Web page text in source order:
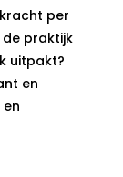
per
de praktijk
uitpakt?
en